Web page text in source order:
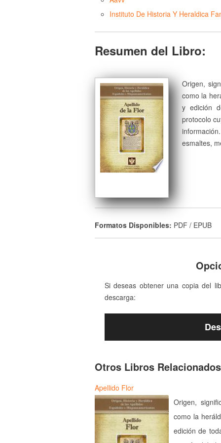
Instituto De Historia Y Heraldica
Resumen del Libro:
Origen,
como la
y edición
protocolo
esmaltes,
Formatos Disponibles: PDF / EPUB
Si deseas obtener una copia del
descarga:
Otros Libros
Apellido Flor
Origen,
como la
edición de